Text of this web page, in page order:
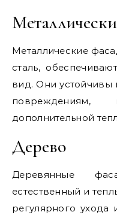
Металлические
сталь,
вид. Они устойчивы
дополнительной
Дерево
Деревянные
естественный и
регулярного